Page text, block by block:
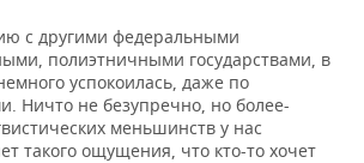
с другими федеральными
полиэтничными государствами, в
успокоилась, даже по
Ничто не безупречно, но более-
меньшинств у нас
такого ощущения, что кто-то хочет